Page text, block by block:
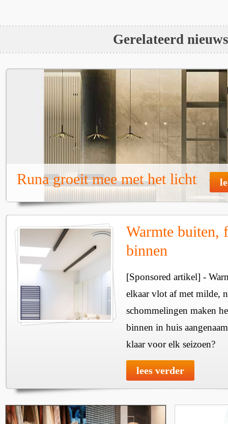
Gerelateerd nieuws
Runa groeit mee met het licht
Warmte buiten,
binnen
[Sponsored artikel] -
elkaar vlot af met milde,
schommelingen maken
binnen in huis
klaar voor elk seizoen?
lees verder